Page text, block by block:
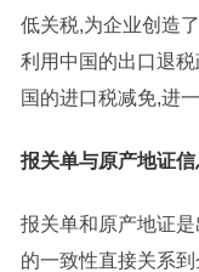
低关税,为企业创造
利用中国的出口退
国的进口税减免,进
报关单与原产地证
报关单和原产地证
的一致性直接关系